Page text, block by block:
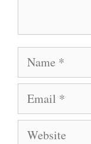
Name
Email
Website